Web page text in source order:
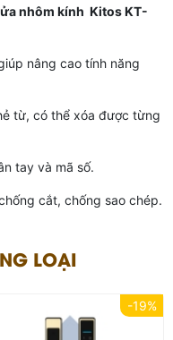
nhôm kính Kitos KT-
nâng cao tính năng
từ, có thể xóa được từng
tay và mã số.
cắt, chống sao chép.
LOẠI
-19%